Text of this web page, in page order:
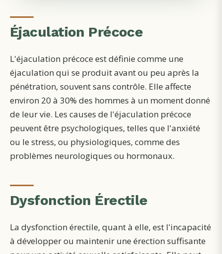
Éjaculation Précoce
L'éjaculation précoce est définie comme une
éjaculation qui se produit avant ou peu après la
pénétration, souvent sans contrôle. Elle affecte
environ 20 à 30% des hommes à un moment donné
de leur vie. Les causes de l'éjaculation précoce
peuvent être psychologiques, telles que l'anxiété
ou le stress, ou physiologiques, comme des
problèmes neurologiques ou hormonaux.
Dysfonction Érectile
La dysfonction érectile, quant à elle, est l'incapacité
à développer ou maintenir une érection suffisante